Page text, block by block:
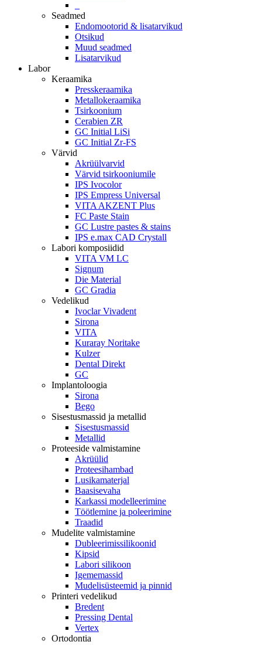
Seadmed
Endomootorid & lisatarvikud
Otsikud
Muud seadmed
Lisatarvikud
Labor
Keraamika
Presskeraamika
Metallokeraamika
Tsirkoonium
Cerabien ZR
GC Initial LiSi
GC Initial Zr-FS
Värvid
Akrüülvarvid
Värvid tsirkooniumile
IPS Ivocolor
IPS Empress Universal
VITA AKZENT Plus
FC Paste Stain
GC Lustre pastes & stains
IPS e.max CAD Crystall
Labori komposiidid
VITA VM LC
Signum
Die Material
GC Gradia
Vedelikud
Ivoclar Vivadent
Sirona
VITA
Kuraray Noritake
Kulzer
Dental Direkt
GC
Implantoloogia
Sirona
Bego
Sisestusmassid ja metallid
Sisestusmassid
Metallid
Proteeside valmistamine
Akrüülid
Proteesihambad
Lusikamaterjal
Baasisevaha
Karkassi modelleerimine
Töötlemine ja poleerimine
Traadid
Mudelite valmistamine
Dubleerimissilikoonid
Kipsid
Labori silikoon
Igememassid
Mudelisüsteemid ja pinnid
Printeri vedelikud
Bredent
Pressing Dental
Vertex
Ortodontia